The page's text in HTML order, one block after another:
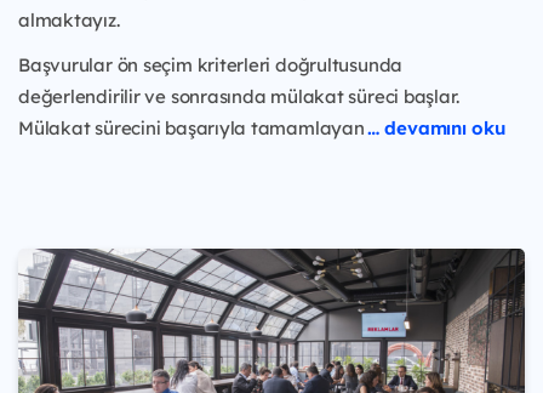
almaktayız.
Başvurular ön seçim kriterleri doğrultusunda
değerlendirilir ve sonrasında mülakat süreci başlar.
Mülakat sürecini başarıyla tamamlayan… devamını oku